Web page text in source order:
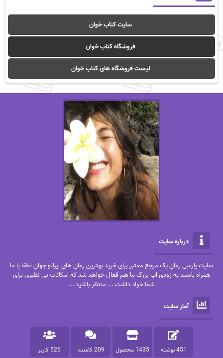
سایت کتاب خوان
فروشگاه کتاب خوان
لیست فروشگاه های کتاب خوان
درباره سایت
سایت پارسی رمان یک مرجع معتبر برای خرید بهترین رمان های ایرانو جهان لطفا با ما
همراه باشید به زودی اپ بزرگ ما هم فعال خواهد شد که امکانات بی نظیری برای
شما خواد داشت ... منتظر باشید ...
آمار سایت
451 نوشته 1435 محصول 209 کامنت 526 کاربر